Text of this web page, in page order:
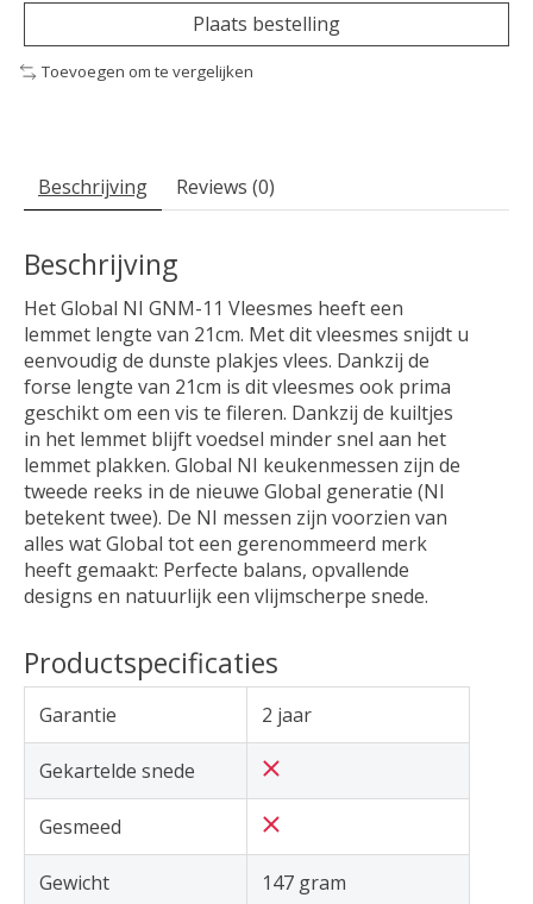
Plaats bestelling
Toevoegen om te vergelijken
Beschrijving Reviews (0)
Beschrijving
Het Global NI GNM-11 Vleesmes heeft een
lemmet lengte van 21cm. Met dit vleesmes snijdt u
eenvoudig de dunste plakjes vlees. Dankzij de
forse lengte van 21cm is dit vleesmes ook prima
geschikt om een vis te fileren. Dankzij de kuiltjes
in het lemmet blijft voedsel minder snel aan het
lemmet plakken. Global NI keukenmessen zijn de
tweede reeks in de nieuwe Global generatie (NI
betekent twee). De NI messen zijn voorzien van
alles wat Global tot een gerenommeerd merk
heeft gemaakt: Perfecte balans, opvallende
designs en natuurlijk een vlijmscherpe snede.
Productspecificaties
Garantie 2 jaar
Gekartelde snede
Gesmeed
Gewicht 147 gram